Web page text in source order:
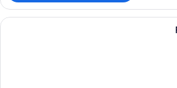
أغطية فراش متميزة وأسرّة بطبقة علوية